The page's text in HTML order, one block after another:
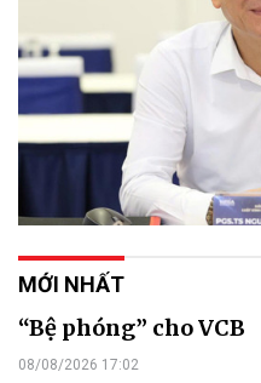
MỚI NHẤT
“Bệ phóng” cho VCB
08/08/2026 17:02